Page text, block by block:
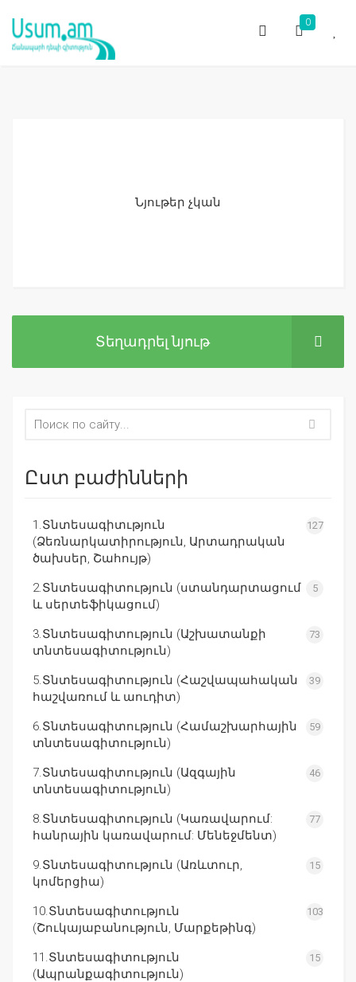
0
Նյութեր չկան
Տեղադրել նյութ
Ըստ բաժինների
1.Տնտեսագիտւթյուն
(Ձեռնարկատիրություն, Արտադրական
ծախսեր, Շահույթ)
127
2.Տնտեսագիտություն (ստանդարտացում
և սերտեֆիկացում)
5
3.Տնտեսագիտություն (Աշխատանքի
տնտեսագիտություն)
73
5.Տնտեսագիտություն (Հաշվապահական
հաշվառում և աուդիտ)
39
6.Տնտեսագիտություն (Համաշխարհային
տնտեսագիտություն)
59
7.Տնտեսագիտություն (Ազգային
տնտեսագիտություն)
46
8.Տնտեսագիտություն (Կառավարում:
հանրային կառավարում: Մենեջմենտ)
77
9.Տնտեսագիտություն (Առևտուր,
կոմերցիա)
15
10.Տնտեսագիտություն
(Շուկայաբանություն, Մարքեթինգ)
103
11.Տնտեսագիտություն
(Ապրանքագիտություն)
15